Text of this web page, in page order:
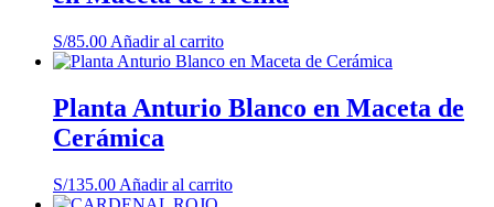
S/85.00 Añadir al carrito
Planta Anturio Blanco en Maceta de
Cerámica
S/135.00 Añadir al carrito